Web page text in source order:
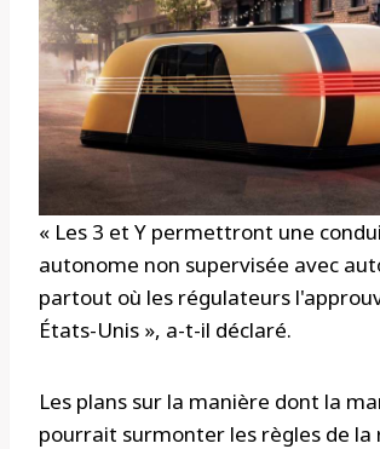
« Les 3 et Y permettront une
autonome non supervisée avec
partout où les régulateurs
États-Unis », a-t-il déclaré.
Les plans sur la manière dont la
pourrait surmonter les règles de la